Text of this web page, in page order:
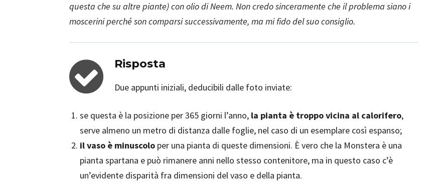
questa che su altre piante) con olio di Neem. Non credo sinceramente che il problema siano i
moscerini perché son comparsi successivamente, ma mi fido del suo consiglio.
Risposta
Due appunti iniziali, deducibili dalle foto inviate:
se questa è la posizione per 365 giorni l’anno, la pianta è troppo vicina al calorifero,
serve almeno un metro di distanza dalle foglie, nel caso di un esemplare così espanso;
il vaso è minuscolo per una pianta di queste dimensioni. È vero che la Monstera è una
pianta spartana e può rimanere anni nello stesso contenitore, ma in questo caso c’è
un’evidente disparità fra dimensioni del vaso e della pianta.